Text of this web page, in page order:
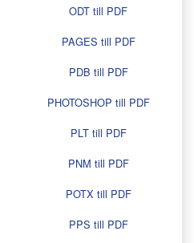
ODT till PDF
PAGES till PDF
PDB till PDF
PHOTOSHOP till PDF
PLT till PDF
PNM till PDF
POTX till PDF
PPS till PDF